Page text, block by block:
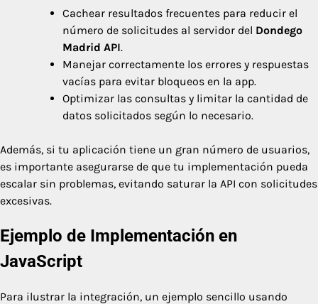
Cachear resultados frecuentes para reducir el
número de solicitudes al servidor del Dondego
Madrid API.
Manejar correctamente los errores y respuestas
vacías para evitar bloqueos en la app.
Optimizar las consultas y limitar la cantidad de
datos solicitados según lo necesario.
Además, si tu aplicación tiene un gran número de usuarios,
es importante asegurarse de que tu implementación pueda
escalar sin problemas, evitando saturar la API con solicitudes
excesivas.
Ejemplo de Implementación en
JavaScript
Para ilustrar la integración, un ejemplo sencillo usando